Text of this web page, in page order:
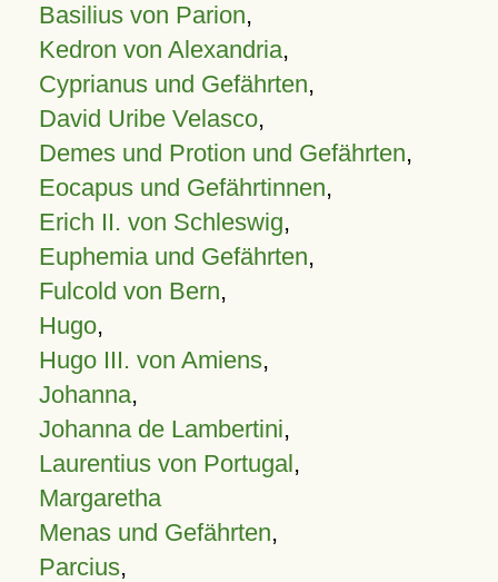
Basilius von Parion,
Kedron von Alexandria,
Cyprianus und Gefährten,
David Uribe Velasco,
Demes und Protion und Gefährten,
Eocapus und Gefährtinnen,
Erich II. von Schleswig,
Euphemia und Gefährten,
Fulcold von Bern,
Hugo,
Hugo III. von Amiens,
Johanna,
Johanna de Lambertini,
Laurentius von Portugal,
Margaretha
Menas und Gefährten,
Parcius,